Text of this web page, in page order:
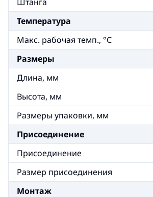
Температура
Макс. рабочая темп., °С
Размеры
Длина, мм
Высота, мм
Размеры упаковки, мм
Присоединение
Присоединение
Размер присоединения
Монтаж